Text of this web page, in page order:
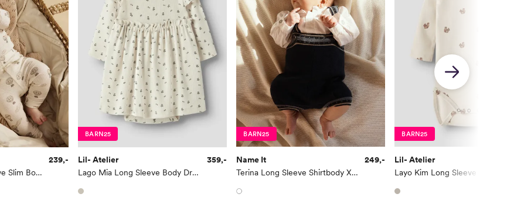
Gavo Emo Long Sleeve Slim Body
239,-
BARN25
Lil- Atelier
Lago Mia Long Sleeve Body Dress
359,-
BARN25
Name It
Terina Long Sleeve Shirtbody XXVI
249,-
BARN25
Lil- Atelier
Layo Kim Long Sleeve Slim